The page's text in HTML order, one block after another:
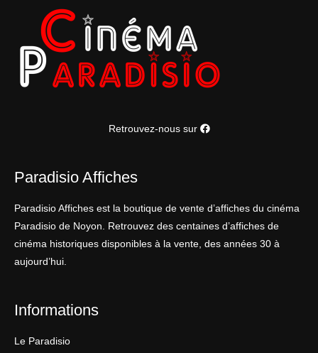
Retrouvez-nous sur
Paradisio Affiches
Paradisio Affiches est la boutique de vente d’affiches du cinéma
Paradisio de Noyon. Retrouvez des centaines d’affiches de
cinéma historiques disponibles à la vente, des années 30 à
aujourd’hui.
Informations
Le Paradisio